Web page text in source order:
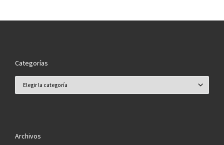
Categorías
Archivos